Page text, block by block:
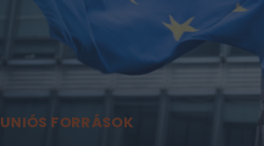
UNIÓS FORRÁSOK